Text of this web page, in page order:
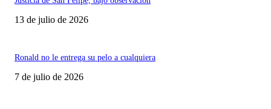
13 de julio de 2026
Ronald no le entrega su pelo a cualquiera
7 de julio de 2026